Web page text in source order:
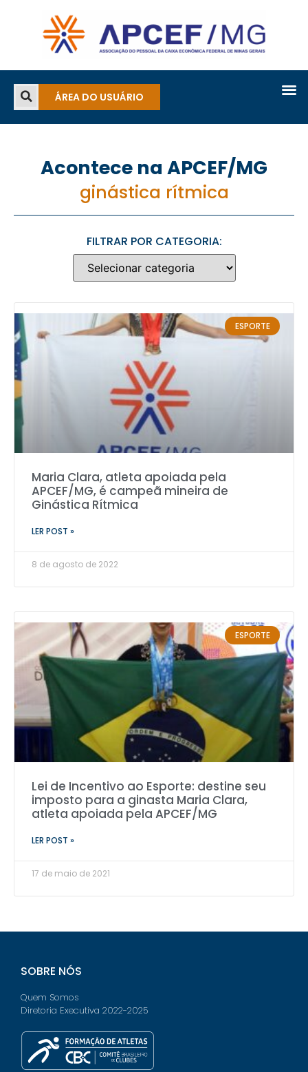
ÁREA DO USUÁRIO
Acontece na APCEF/MG
ginástica rítmica
FILTRAR POR CATEGORIA:
ESPORTE
Maria Clara, atleta apoiada pela
APCEF/MG, é campeã mineira de
Ginástica Rítmica
LER POST »
8 de agosto de 2022
ESPORTE
Lei de Incentivo ao Esporte: destine seu
imposto para a ginasta Maria Clara,
atleta apoiada pela APCEF/MG
LER POST »
17 de maio de 2021
SOBRE NÓS
Quem Somos
Diretoria Executiva 2022-2025